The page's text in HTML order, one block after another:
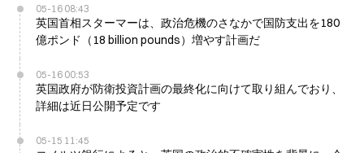
05-16 08:43
英国首相スターマーは、政治危機のさなかで国防支出を180
億ポンド（18 billion pounds）増やす計画だ
05-16 00:53
英国政府が防衛投資計画の最終化に向けて取り組んでおり、
詳細は近日公開予定です
05-15 11:45